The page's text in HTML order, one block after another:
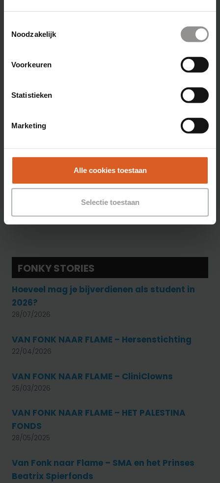
Noodzakelijk
Voorkeuren
Statistieken
Marketing
Alle cookies toestaan
Selectie toestaan
Afgestudeerd? Dit moet je
FONKY STORIES
Hoeveel mag je bijverdienen als student in
2026?
28/07/2026
VAN FONK NAAR FLAME – Hersenstichting
22/04/2026
VAN FONK NAAR FLAME – CliniClowns
25/03/2026
VAN FONK NAAR FLAME – HET PALESTINA
FONDS
28/05/2025
Van Fonk naar Flame – SMA en het Prinses
Beatrix Spierfonds